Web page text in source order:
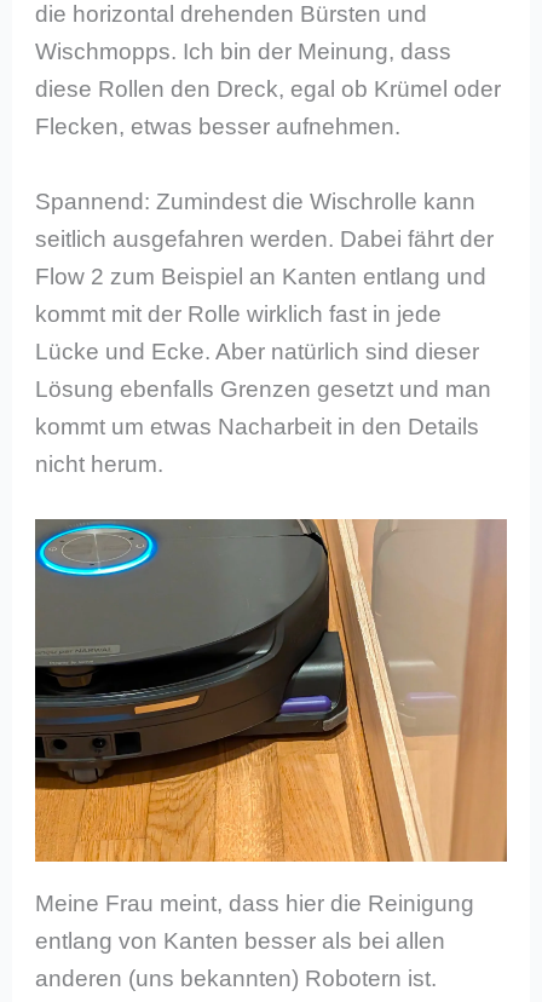
die horizontal drehenden Bürsten und
Wischmopps. Ich bin der Meinung, dass
diese Rollen den Dreck, egal ob Krümel oder
Flecken, etwas besser aufnehmen.
Spannend: Zumindest die Wischrolle kann
seitlich ausgefahren werden. Dabei fährt der
Flow 2 zum Beispiel an Kanten entlang und
kommt mit der Rolle wirklich fast in jede
Lücke und Ecke. Aber natürlich sind dieser
Lösung ebenfalls Grenzen gesetzt und man
kommt um etwas Nacharbeit in den Details
nicht herum.
Meine Frau meint, dass hier die Reinigung
entlang von Kanten besser als bei allen
anderen (uns bekannten) Robotern ist.